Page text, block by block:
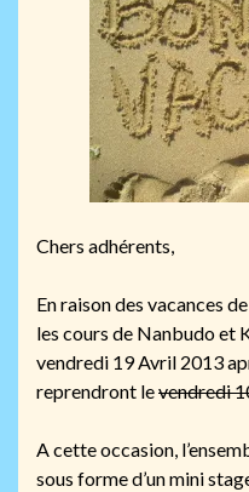
Chers adhérents,
En raison des vacances
les cours de Nanbudo et
vendredi 19 Avril 2013
reprendront levendredi
A cette occasion,
sous forme d’un mini